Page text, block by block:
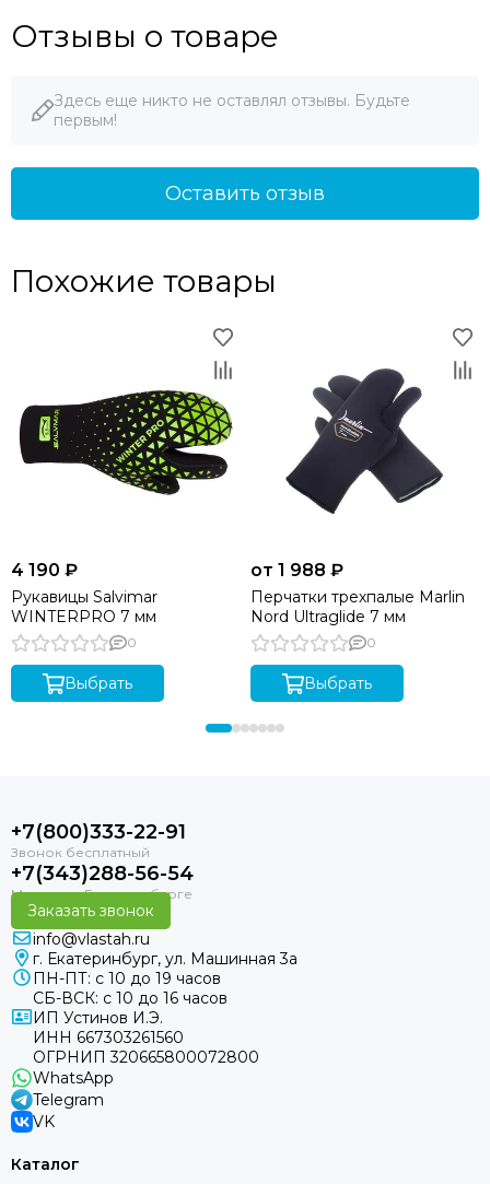
Отзывы о товаре
Здесь еще никто не оставлял отзывы. Будьте
первым!
Оставить отзыв
Похожие товары
4 190 ₽
Рукавицы Salvimar
WINTERPRO 7 мм
0
Выбрать
от 1 988 ₽
Перчатки трехпалые Marlin
Nord Ultraglide 7 мм
0
Выбрать
+7(800)333-22-91
+7(343)288-56-54
Заказать звонок
info@vlastah.ru
г. Екатеринбург, ул. Машинная 3а
ПН-ПТ: с 10 до 19 часов
СБ-ВСК: с 10 до 16 часов
ИП Устинов И.Э.
ИНН 667303261560
ОГРНИП 320665800072800
WhatsApp
Telegram
VK
Каталог